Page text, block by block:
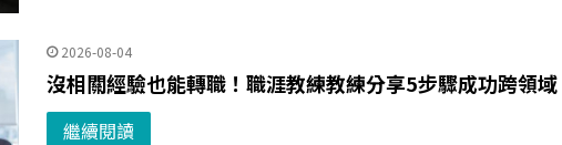
2026-08-04
沒相關經驗也能轉職！職涯教練教練分享5步驟成功跨領域
繼續閱讀